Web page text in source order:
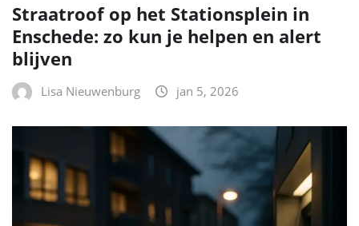
Straatroof op het Stationsplein in
Enschede: zo kun je helpen en alert
blijven
Lisa Nieuwenburg jan 5, 2026